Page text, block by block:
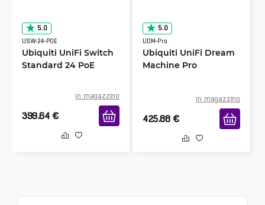
5.0
USW-24-POE
Ubiquiti UniFi Switch
Standard 24 PoE
in magazzino
399.64 €
5.0
UDM-Pro
Ubiquiti UniFi Dream
Machine Pro
in magazzino
425.88 €